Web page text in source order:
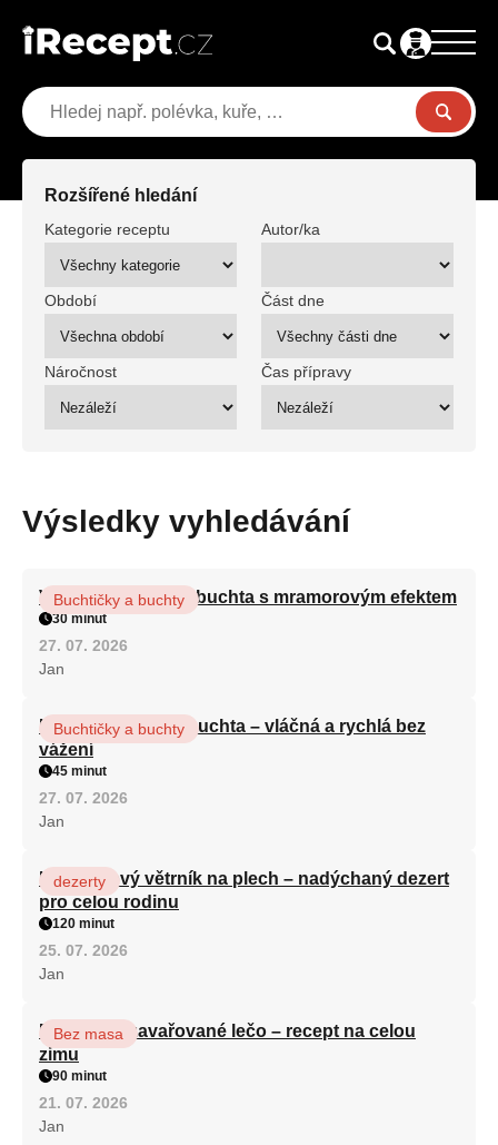
Rozšířené hledání
Kategorie receptu Autor/ka
Období Část dne
Náročnost Čas přípravy
Výsledky vyhledávání
Vláčná olejová litá buchta s mramorovým efektem
Buchtičky a buchty
30 minut
27. 07. 2026
Jan
Hrnková maková buchta – vláčná a rychlá bez
vážení
Buchtičky a buchty
45 minut
27. 07. 2026
Jan
Karamelový větrník na plech – nadýchaný dezert
pro celou rodinu
dezerty
120 minut
25. 07. 2026
Jan
Babiččino zavařované lečo – recept na celou
zimu
Bez masa
90 minut
21. 07. 2026
Jan